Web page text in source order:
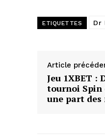
ETIQUETTES Dr
Article
Jeu 1XBET :
tournoi Spin
une part